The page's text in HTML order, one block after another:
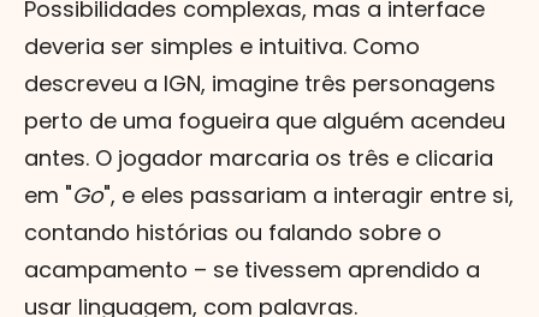
Possibilidades complexas, mas a interface
deveria ser simples e intuitiva. Como
descreveu a IGN, imagine três personagens
perto de uma fogueira que alguém acendeu
antes. O jogador marcaria os três e clicaria
em "Go", e eles passariam a interagir entre si,
contando histórias ou falando sobre o
acampamento – se tivessem aprendido a
usar linguagem, com palavras.